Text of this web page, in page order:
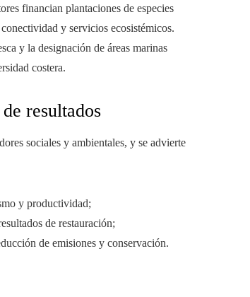
financian plantaciones de especies
y servicios ecosistémicos.
y la designación de áreas marinas
costera.
resultados
sociales y ambientales, y se advierte
y productividad;
de restauración;
de emisiones y conservación.